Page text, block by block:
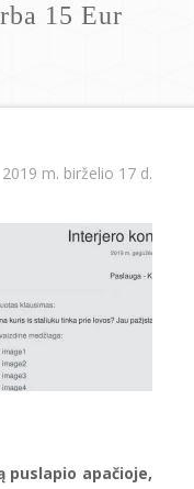
15 Eur
2019 m. birželio 17 d.
apačioje,